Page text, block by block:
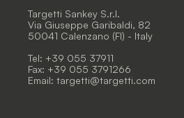
Targetti Sankey S.r.l.
Via Giuseppe Garibaldi, 82
50041 Calenzano (FI) - Italy
Tel: +39 055 37911
Fax: +39 055 3791266
Email: targetti@targetti.com